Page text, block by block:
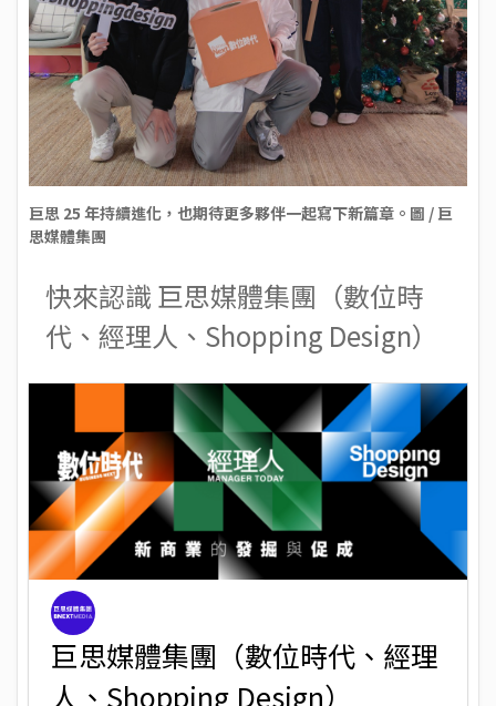
巨思 25 年持續進化，也期待更多夥伴一起寫下新篇章。圖 / 巨
思媒體集團
快來認識 巨思媒體集團（數位時
代、經理人、Shopping Design）
巨思媒體集團（數位時代、經理
人、Shopping Design）